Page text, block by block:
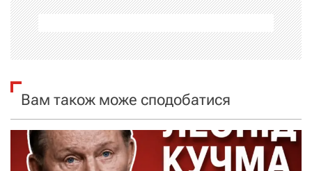
а
ц
і
я
з
Вам також може сподобатися